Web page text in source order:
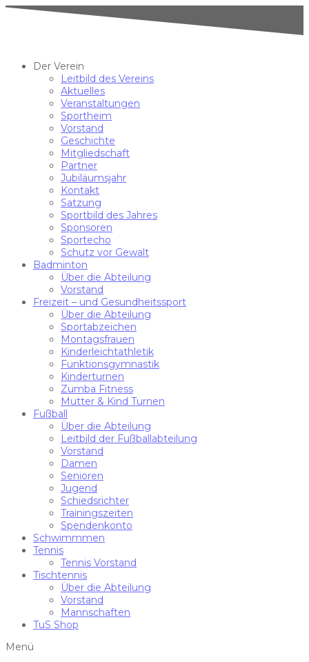
Der Verein
Leitbild des Vereins
Aktuelles
Veranstaltungen
Sportheim
Vorstand
Geschichte
Mitgliedschaft
Partner
Jubiläumsjahr
Kontakt
Satzung
Sportbild des Jahres
Sponsoren
Sportecho
Schutz vor Gewalt
Badminton
Über die Abteilung
Vorstand
Freizeit – und Gesundheitssport
Über die Abteilung
Sportabzeichen
Montagsfrauen
Kinderleichtathletik
Funktionsgymnastik
Kinderturnen
Zumba Fitness
Mutter & Kind Turnen
Fußball
Über die Abteilung
Leitbild der Fußballabteilung
Vorstand
Damen
Senioren
Jugend
Schiedsrichter
Trainingszeiten
Spendenkonto
Schwimmmen
Tennis
Tennis Vorstand
Tischtennis
Über die Abteilung
Vorstand
Mannschaften
TuS Shop
Menü